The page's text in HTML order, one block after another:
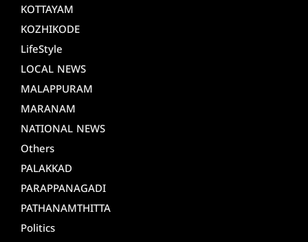
KOTTAYAM
KOZHIKODE
LifeStyle
LOCAL NEWS
MALAPPURAM
MARANAM
NATIONAL NEWS
Others
PALAKKAD
PARAPPANAGADI
PATHANAMTHITTA
Politics